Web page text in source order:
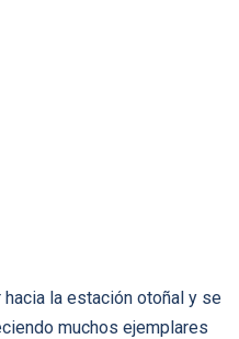
la estación otoñal y se
muchos ejemplares